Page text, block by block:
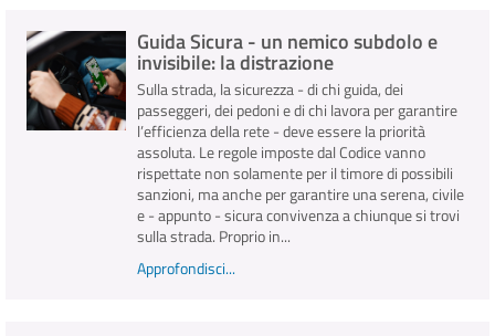
Guida Sicura - un nemico subdolo e
invisibile: la distrazione
Sulla strada, la sicurezza - di chi guida, dei
passeggeri, dei pedoni e di chi lavora per garantire
l’efficienza della rete - deve essere la priorità
assoluta. Le regole imposte dal Codice vanno
rispettate non solamente per il timore di possibili
sanzioni, ma anche per garantire una serena, civile
e - appunto - sicura convivenza a chiunque si trovi
sulla strada. Proprio in...
Approfondisci...